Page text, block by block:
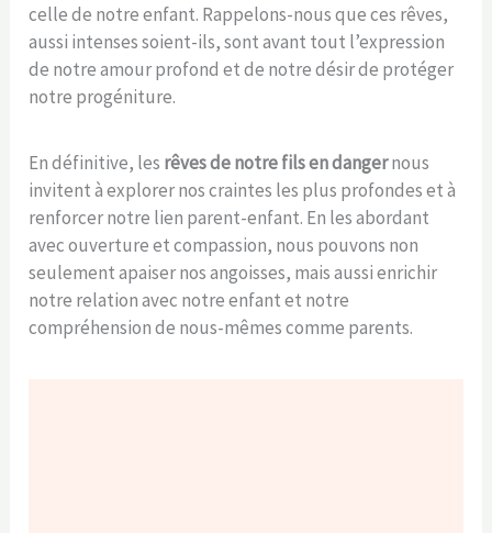
celle de notre enfant. Rappelons-nous que ces rêves,
aussi intenses soient-ils, sont avant tout l’expression
de notre amour profond et de notre désir de protéger
notre progéniture.
En définitive, les rêves de notre fils en dangernous
invitent à explorer nos craintes les plus profondes et à
renforcer notre lien parent-enfant. En les abordant
avec ouverture et compassion, nous pouvons non
seulement apaiser nos angoisses, mais aussi enrichir
notre relation avec notre enfant et notre
compréhension de nous-mêmes comme parents.